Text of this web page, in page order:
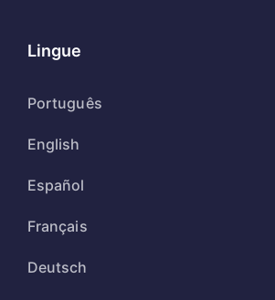
Lingue
Português
English
Español
Français
Deutsch